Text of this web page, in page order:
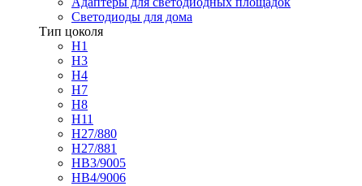
Светодиоды для дома
Тип цоколя
H1
H3
H4
H7
H8
H11
H27/880
H27/881
HB3/9005
HB4/9006